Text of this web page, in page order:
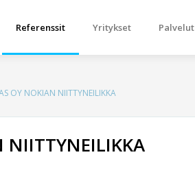
Referenssit Yritykset Palvelut
OY NOKIAN NIITTYNEILIKKA
NIITTYNEILIKKA